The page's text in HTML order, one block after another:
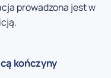
prowadzona jest w
kończyny